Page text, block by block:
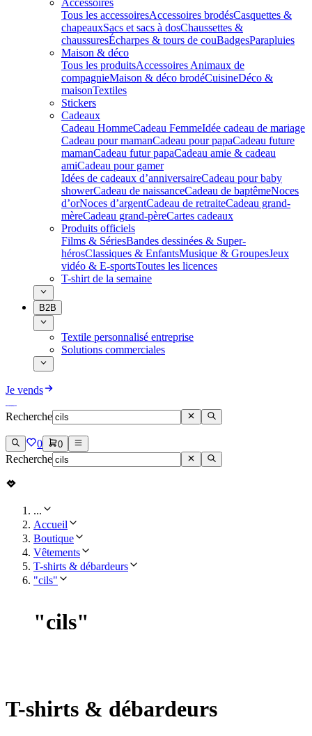
Accessoires
Tous les accessoiresAccessoires brodésCasquettes &
chapeauxSacs et sacs à dosChaussettes &
chaussuresÉcharpes & tours de couBadgesParapluies
Maison & déco
Tous les produitsAccessoires Animaux de
compagnieMaison & déco brodéCuisineDéco &
maisonTextiles
Stickers
Cadeaux
Cadeau HommeCadeau FemmeIdée cadeau de mariage​
Cadeau pour mamanCadeau pour papaCadeau future
mamanCadeau futur papaCadeau amie & cadeau
amiCadeau pour gamer
Idées de cadeaux d’anniversaireCadeau pour baby
showerCadeau de naissanceCadeau de baptêmeNoces
d’orNoces d’argentCadeau de retraiteCadeau grand-
mèreCadeau grand-pèreCartes cadeaux
Produits officiels
Films & SériesBandes dessinées & Super-
hérosClassiques & EnfantsMusique & GroupesJeux
vidéo & E-sportsToutes les licences
T-shirt de la semaine
B2B
Textile personnalisé entreprise
Solutions commerciales
Je vends
Recherche
0 0
Recherche
...
Accueil
Boutique
Vêtements
T-shirts & débardeurs
"cils"
"cils"
T-shirts & débardeurs